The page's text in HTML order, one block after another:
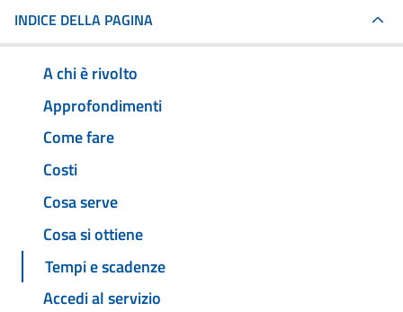
INDICE DELLA PAGINA
A chi è rivolto
Approfondimenti
Come fare
Costi
Cosa serve
Cosa si ottiene
Tempi e scadenze
Accedi al servizio